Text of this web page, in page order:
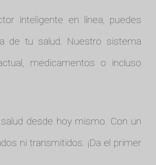
inteligente en línea, puedes
de tu salud. Nuestro sistema
medicamentos o incluso
desde hoy mismo. Con un
ni transmitidos. ¡Da el primer